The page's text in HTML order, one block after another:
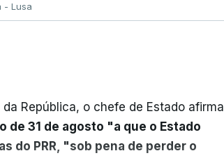
- Lusa
República, o chefe de Estado afirma
de 31 de agosto "a que o Estado
do PRR, "sob pena de perder o